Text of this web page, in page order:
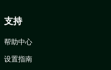
支持
帮助中心
设置指南